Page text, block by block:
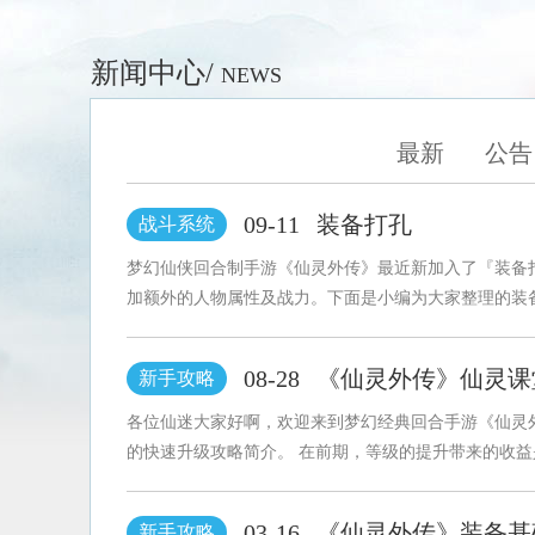
新闻中心/ NEWS
最新 公告
战斗系统 09-11 装备打孔
梦幻仙侠回合制手游《仙灵外传》最近新加入了『装
加额外的人物属性及战力。下面是小编为大家整理的
新手攻略 08-28 《仙灵外传》仙灵
各位仙迷大家好啊，欢迎来到梦幻经典回合手游《仙
的快速升级攻略简介。 在前期，等级的提升带来的收